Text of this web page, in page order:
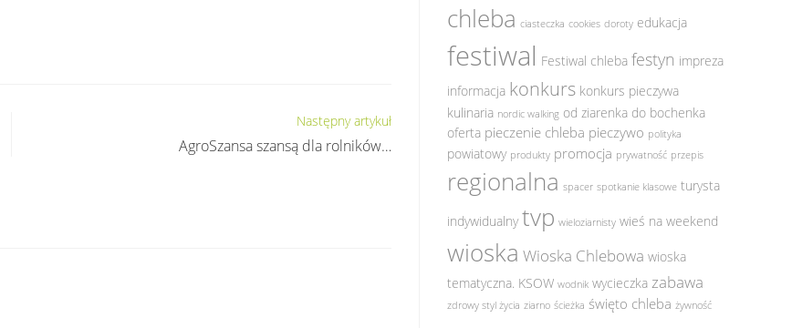
Następny artykuł
AgroSzansa szansą dla rolników…
chleba ciasteczka cookies doroty edukacja
festiwal Festiwal chleba festyn impreza
informacja konkurs konkurs pieczywa
kulinaria nordic walking od ziarenka do bochenka
oferta pieczenie chleba pieczywo polityka
powiatowy produkty promocja prywatność przepis
regionalna spacer spotkanie klasowe turysta
indywidualny tvp wieloziarnisty wieś na weekend
wioska Wioska Chlebowa wioska
tematyczna. KSOW wodnik wycieczka zabawa
zdrowy styl życia ziarno ścieżka święto chleba żywność